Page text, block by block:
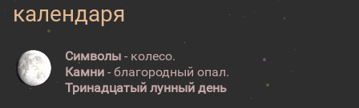
календаря
Символы - колесо.
Камни - благородный опал.
Тринадцатый лунный день